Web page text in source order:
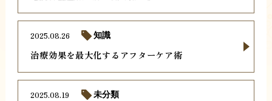
治療効果を最大化するアフターケア術
2025.08.26 知識
2025.08.19 未分類